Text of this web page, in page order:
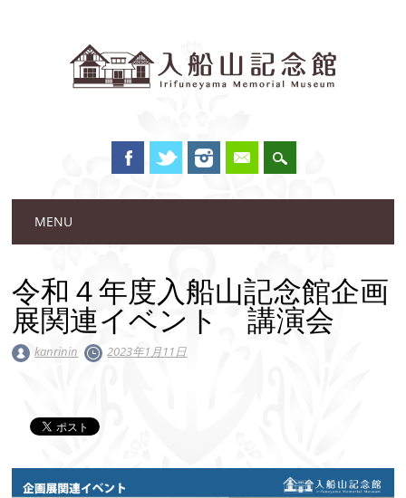
Main menu
MENU
令和４年度入船山記念館企画
展関連イベント 講演会
kanrinin 2023年1月11日